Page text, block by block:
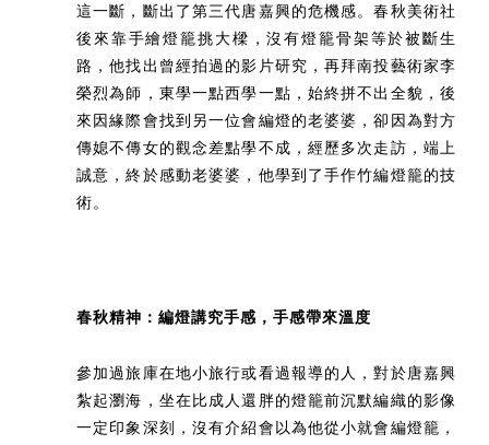
這一斷，斷出了第三代唐嘉興的危機感。春秋美術社
後來靠手繪燈籠挑大樑，沒有燈籠骨架等於被斷生
路，他找出曾經拍過的影片研究，再拜南投藝術家李
榮烈為師，東學一點西學一點，始終拼不出全貌，後
來因緣際會找到另一位會編燈的老婆婆，卻因為對方
傳媳不傳女的觀念差點學不成，經歷多次走訪，端上
誠意，終於感動老婆婆，他學到了手作竹編燈籠的技
術。
春秋精神：編燈講究手感，手感帶來溫度
參加過旅庫在地小旅行或看過報導的人，對於唐嘉興
紮起瀏海，坐在比成人還胖的燈籠前沉默編織的影像
一定印象深刻，沒有介紹會以為他從小就會編燈籠，